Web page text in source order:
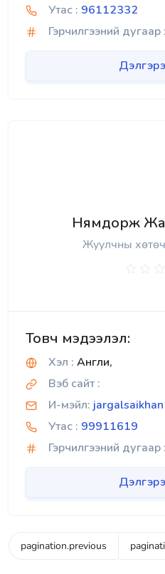
Утас : 96112332
Гэрчилгээний дугаар :
Нямдорж
Жуулчны
Товч мэдээлэл:
Хэл : Англи,
Вэб сайт :
И-мэйл:
Утас : 99911619
Гэрчилгээний дугаар :
pagination.previous